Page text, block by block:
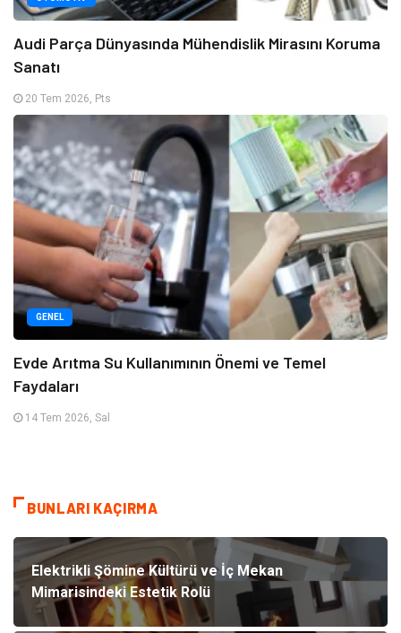
Audi Parça Dünyasında Mühendislik Mirasını Koruma
Sanatı
20 Tem 2026, Pts
GENEL
Evde Arıtma Su Kullanımının Önemi ve Temel
Faydaları
14 Tem 2026, Sal
BUNLARI KAÇIRMA
Elektrikli Şömine Kültürü ve İç Mekan
Mimarisindeki Estetik Rolü